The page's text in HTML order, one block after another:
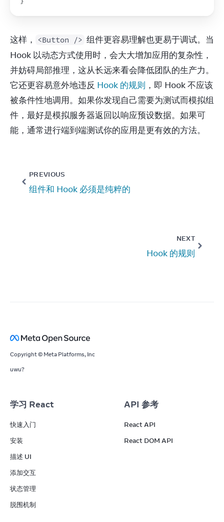
这样， <Button /> 组件更容易理解也更易于调试。当
Hook 以动态方式使用时，会大大增加应用的复杂性，
并妨碍局部推理，这从长远来看会降低团队的生产力。
它还更容易意外地违反 Hook 的规则 ，即 Hook 不应该
被条件性地调用。如果你发现自己需要为测试而模拟组
件，最好是模拟服务器返回以响应预设数据。如果可
能，通常进行端到端测试你的应用是更有效的方法。
PREVIOUS
组件和 Hook 必须是纯粹的
NEXT
Hook 的规则
Copyright © Meta Platforms, Inc
uwu?
学习 React
快速入门
安装
描述 UI
添加交互
状态管理
脱围机制
API 参考
React API
React DOM API